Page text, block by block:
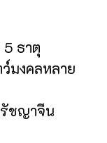
ธาตุ
มงคลหลาย
ชญาจีน